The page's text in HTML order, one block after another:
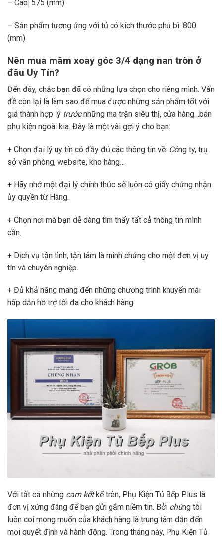
– Cao: 575 (mm)
– Sản phẩm tương ứng với tủ có kích thước phủ bì: 800
(mm)
Nên mua mâm xoay góc 3/4 dạng nan tròn ở
đâu Uy Tín?
Đến đây, chắc bạn đã có những lựa chọn cho riêng mình. Vấn
đề còn lại là làm sao để mua được những sản phẩm tốt với
giá thành hợp lý trướcnhững ma trận siêu thị, cửa hàng…bán
phụ kiện ngoài kia. Đây là một vài gợi ý cho bạn:
+ Chọn đại lý uy tín có đầy đủ các thông tin về: Công ty, trụ
sở văn phòng, website, kho hàng…
+ Hãy nhớ một đại lý chính thức sẽ luôn có giấy chứng nhận
ủy quyền từ Hãng.
+ Chọn nơi mà bạn dễ dàng tìm thấy tất cả thông tin mình
cần.
+ Dịch vụ tận tình, tận tâm là minh chứng cho một đơn vị uy
tín và chuyên nghiệp.
+ Đủ khả năng mang đến những chương trình khuyến mãi
hấp dẫn hỗ trợ tối đa cho khách hàng.
Với tất cả những cam kếtkể trên, Phụ Kiện Tủ Bếp Plus là
đơn vị xứng đáng để bạn gửi gắm niềm tin. Bởi chúng tôi
luôn coi mong muốn của khách hàng là trung tâm dẫn đến
mọi quyết định và hành động. Trong tháng này, Phụ Kiện Tủ